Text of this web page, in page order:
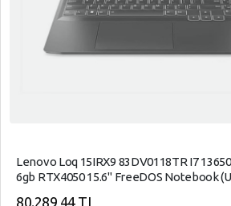
Lenovo Loq 15IRX9 83DV0118TR I7
6gb RTX4050 15.6" FreeDOS Notebook
80.289,44 TL